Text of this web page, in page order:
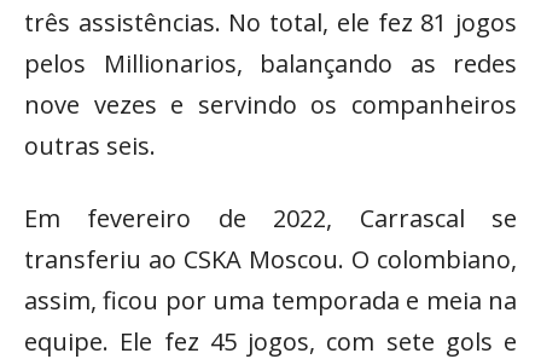
três assistências. No total, ele fez 81 jogos
pelos Millionarios, balançando as redes
nove vezes e servindo os companheiros
outras seis.
Em fevereiro de 2022, Carrascal se
transferiu ao CSKA Moscou. O colombiano,
assim, ficou por uma temporada e meia na
equipe. Ele fez 45 jogos, com sete gols e